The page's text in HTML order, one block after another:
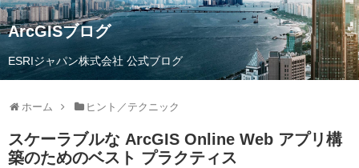
ArcGISブログ
ESRIジャパン株式会社 公式ブログ
ホーム ヒント／テクニック
スケーラブルな ArcGIS Online Web アプリ構
築のためのベスト プラクティス